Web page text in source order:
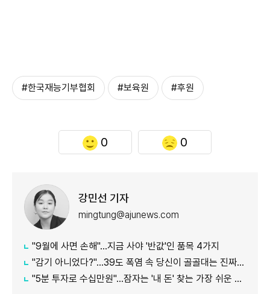
#한국재능기부협회 #보육원 #후원
0 0
강민선 기자
mingtung@ajunews.com
"9월에 사면 손해"…지금 사야 '반값'인 품목 4가지
"감기 아니었다?"…39도 폭염 속 당신이 골골대는 진짜 이유
"5분 투자로 수십만원"…잠자는 '내 돈' 찾는 가장 쉬운 방법